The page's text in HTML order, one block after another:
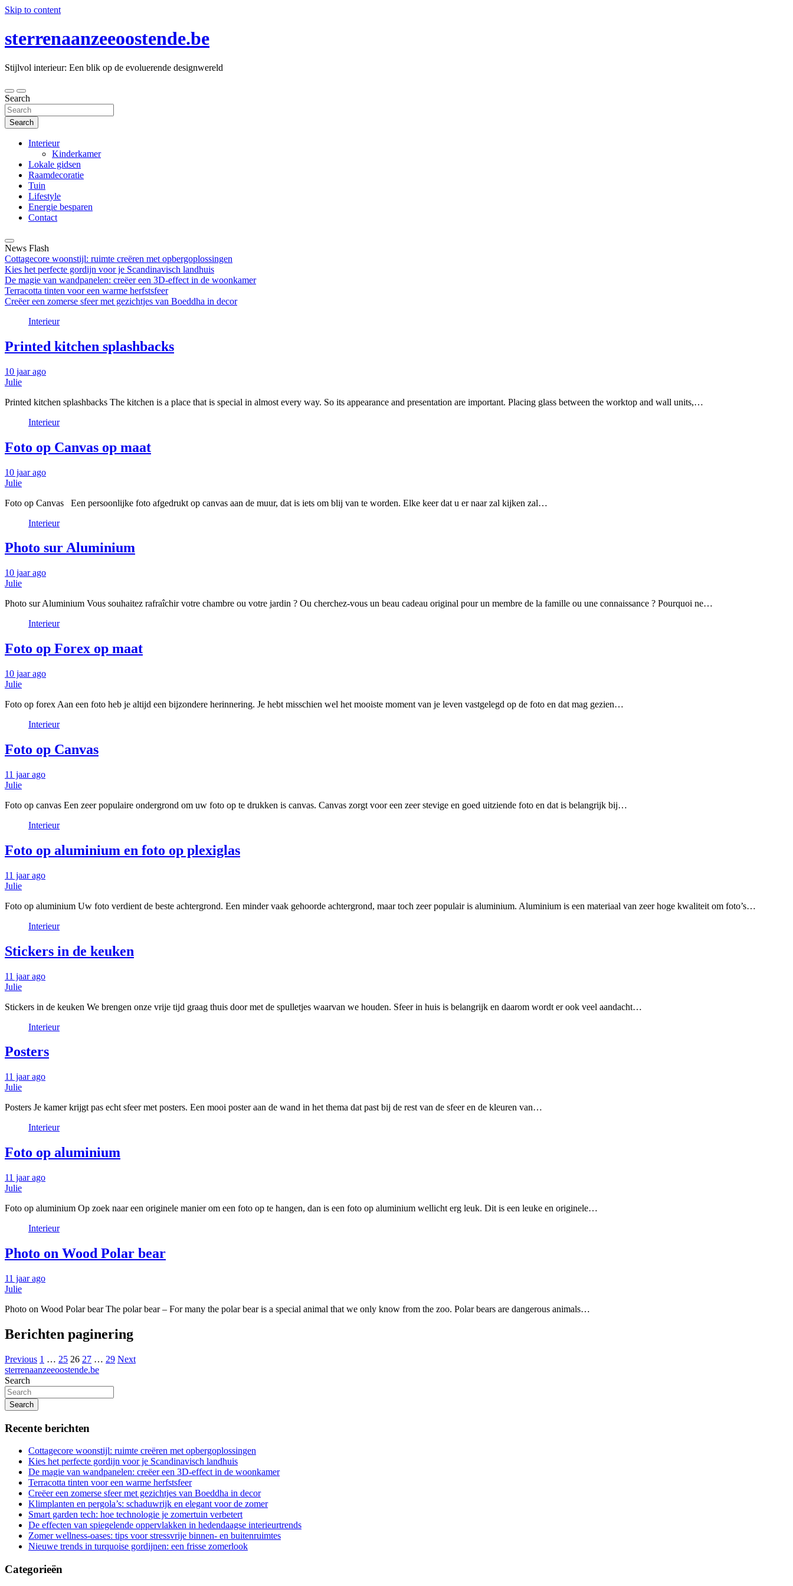
Skip to content
sterrenaanzeeoostende.be
Stijlvol interieur: Een blik op de evoluerende designwereld
Search
Search
Interieur
Kinderkamer
Lokale gidsen
Raamdecoratie
Tuin
Lifestyle
Energie besparen
Contact
News Flash
Cottagecore woonstijl: ruimte creëren met opbergoplossingen
Kies het perfecte gordijn voor je Scandinavisch landhuis
De magie van wandpanelen: creëer een 3D-effect in de woonkamer
Terracotta tinten voor een warme herfstsfeer
Creëer een zomerse sfeer met gezichtjes van Boeddha in decor
Interieur
Printed kitchen splashbacks
10 jaar ago
Julie
Printed kitchen splashbacks The kitchen is a place that is special in almost every way. So its appearance and presentation are important. Placing glass between the worktop and wall units,…
Interieur
Foto op Canvas op maat
10 jaar ago
Julie
Foto op Canvas Een persoonlijke foto afgedrukt op canvas aan de muur, dat is iets om blij van te worden. Elke keer dat u er naar zal kijken zal…
Interieur
Photo sur Aluminium
10 jaar ago
Julie
Photo sur Aluminium Vous souhaitez rafraîchir votre chambre ou votre jardin ? Ou cherchez-vous un beau cadeau original pour un membre de la famille ou une connaissance ? Pourquoi ne…
Interieur
Foto op Forex op maat
10 jaar ago
Julie
Foto op forex Aan een foto heb je altijd een bijzondere herinnering. Je hebt misschien wel het mooiste moment van je leven vastgelegd op de foto en dat mag gezien…
Interieur
Foto op Canvas
11 jaar ago
Julie
Foto op canvas Een zeer populaire ondergrond om uw foto op te drukken is canvas. Canvas zorgt voor een zeer stevige en goed uitziende foto en dat is belangrijk bij…
Interieur
Foto op aluminium en foto op plexiglas
11 jaar ago
Julie
Foto op aluminium Uw foto verdient de beste achtergrond. Een minder vaak gehoorde achtergrond, maar toch zeer populair is aluminium. Aluminium is een materiaal van zeer hoge kwaliteit om foto’s…
Interieur
Stickers in de keuken
11 jaar ago
Julie
Stickers in de keuken We brengen onze vrije tijd graag thuis door met de spulletjes waarvan we houden. Sfeer in huis is belangrijk en daarom wordt er ook veel aandacht…
Interieur
Posters
11 jaar ago
Julie
Posters Je kamer krijgt pas echt sfeer met posters. Een mooi poster aan de wand in het thema dat past bij de rest van de sfeer en de kleuren van…
Interieur
Foto op aluminium
11 jaar ago
Julie
Foto op aluminium Op zoek naar een originele manier om een foto op te hangen, dan is een foto op aluminium wellicht erg leuk. Dit is een leuke en originele…
Interieur
Photo on Wood Polar bear
11 jaar ago
Julie
Photo on Wood Polar bear The polar bear – For many the polar bear is a special animal that we only know from the zoo. Polar bears are dangerous animals…
Berichten paginering
Previous 1 … 25 26 27 … 29 Next
sterrenaanzeeoostende.be
Search
Search
Recente berichten
Cottagecore woonstijl: ruimte creëren met opbergoplossingen
Kies het perfecte gordijn voor je Scandinavisch landhuis
De magie van wandpanelen: creëer een 3D-effect in de woonkamer
Terracotta tinten voor een warme herfstsfeer
Creëer een zomerse sfeer met gezichtjes van Boeddha in decor
Klimplanten en pergola’s: schaduwrijk en elegant voor de zomer
Smart garden tech: hoe technologie je zomertuin verbetert
De effecten van spiegelende oppervlakken in hedendaagse interieurtrends
Zomer wellness-oases: tips voor stressvrije binnen- en buitenruimtes
Nieuwe trends in turquoise gordijnen: een frisse zomerlook
Categorieën